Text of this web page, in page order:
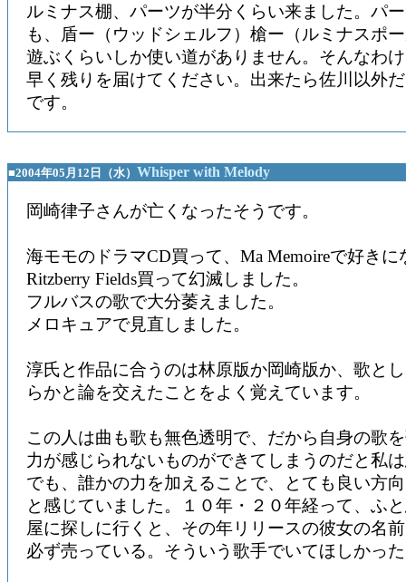
ルミナス棚、パーツが半分くらい来ました。パ
も、盾ー（ウッドシェルフ）槍ー（ルミナスポ
遊ぶくらいしか使い道がありません。そんなわ
早く残りを届けてください。出来たら佐川以外
です。
■2004年05月12日（水） Whisper with Melody
岡崎律子さんが亡くなったそうです。
海モモのドラマCD買って、Ma Memoireで好きに
Ritzberry Fields買って幻滅しました。
フルバスの歌で大分萎えました。
メロキュアで見直しました。
淳氏と作品に合うのは林原版か岡崎版か、歌と
らかと論を交えたことをよく覚えています。
この人は曲も歌も無色透明で、だから自身の歌
力が感じられないものができてしまうのだと私
でも、誰かの力を加えることで、とても良い方
と感じていました。１０年・２０年経って、ふ
屋に探しに行くと、その年リリースの彼女の名
必ず売っている。そういう歌手でいてほしかっ